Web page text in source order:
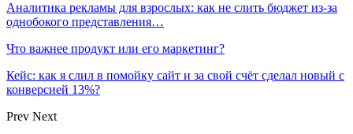
Аналитика рекламы для взрослых: как не слить бюджет из-за
однобокого представления…
Что важнее продукт или его маркетинг?
Кейс: как я слил в помойку сайт и за свой счёт сделал новый с
конверсией 13%?
Prev Next